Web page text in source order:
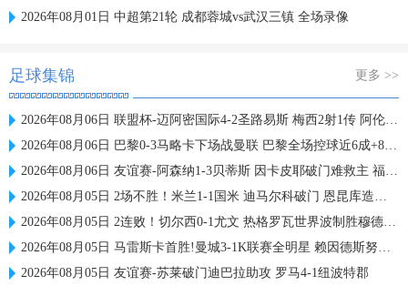
2026年08月01日 中超第21轮 成都蓉城vs武汉三镇 全场录像
足球集锦 更多 >>
2026年08月06日 联盟杯-迈阿密国际4-2圣路易斯 梅西2射1传 阿伦助攻戴帽
2026年08月06日 巴黎0-3马略卡下场战曼联 巴黎全场控球近6成+8射3正未果
2026年08月06日 友谊赛-阿森纳1-3贝蒂斯 因卡皮耶破门难救主 福纳尔斯1射2传
2026年08月05日 2场不胜！米兰1-1国米 迪马尔科破门 恩昆库造点+点射拉莫斯登场
2026年08月05日 2连败！切尔西0-1尤文 热格罗瓦世界波制胜穆德里克时隔614天复出
2026年08月05日 马雷斯卡首胜!曼城3-1K联赛全明星 赖因德斯努里破门塞梅尼奥助攻
2026年08月05日 友谊赛-苏莱破门迪巴拉助攻 罗马4-1纽波特郡